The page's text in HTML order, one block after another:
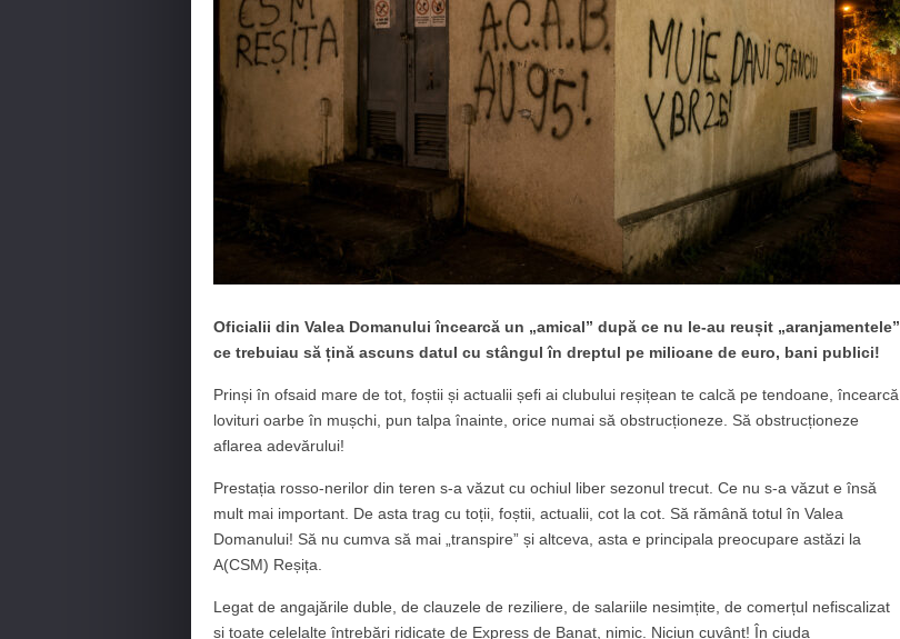
Oficialii din Valea Domanului încearcă un „amical” după ce nu le-au reușit „aranjamentele”
ce trebuiau să țină ascuns datul cu stângul în dreptul pe milioane de euro, bani publici!
Prinși în ofsaid mare de tot, foștii și actualii șefi ai clubului reșițean te calcă pe tendoane, încearcă
lovituri oarbe în mușchi, pun talpa înainte, orice numai să obstrucționeze. Să obstrucționeze
aflarea adevărului!
Prestația rosso-nerilor din teren s-a văzut cu ochiul liber sezonul trecut. Ce nu s-a văzut e însă
mult mai important. De asta trag cu toții, foștii, actualii, cot la cot. Să rămână totul în Valea
Domanului! Să nu cumva să mai „transpire” și altceva, asta e principala preocupare astăzi la
A(CSM) Reșița.
Legat de angajările duble, de clauzele de reziliere, de salariile nesimțite, de comerțul nefiscalizat
și toate celelalte întrebări ridicate de Express de Banat, nimic. Niciun cuvânt! În ciuda